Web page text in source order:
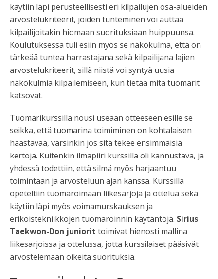
käytiin läpi perusteellisesti eri kilpailujen osa-alueiden
arvostelukriteerit, joiden tunteminen voi auttaa
kilpailijoitakin hiomaan suorituksiaan huippuunsa.
Koulutuksessa tuli esiin myös se näkökulma, että on
tärkeää tuntea harrastajana sekä kilpailijana lajien
arvostelukriteerit, sillä niistä voi syntyä uusia
näkökulmia kilpailemiseen, kun tietää mitä tuomarit
katsovat.
Tuomarikurssilla nousi useaan otteeseen esille se
seikka, että tuomarina toimiminen on kohtalaisen
haastavaa, varsinkin jos sitä tekee ensimmäisiä
kertoja. Kuitenkin ilmapiiri kurssilla oli kannustava, ja
yhdessä todettiin, että silmä myös harjaantuu
toimintaan ja arvosteluun ajan kanssa. Kurssilla
opeteltiin tuomaroimaan liikesarjoja ja ottelua sekä
käytiin läpi myös voimamurskauksen ja
erikoistekniikkojen tuomaroinnin käytäntöjä. Sirius
Taekwon-Don juniorit toimivat hienosti mallina
liikesarjoissa ja ottelussa, jotta kurssilaiset pääsivät
arvostelemaan oikeita suorituksia.